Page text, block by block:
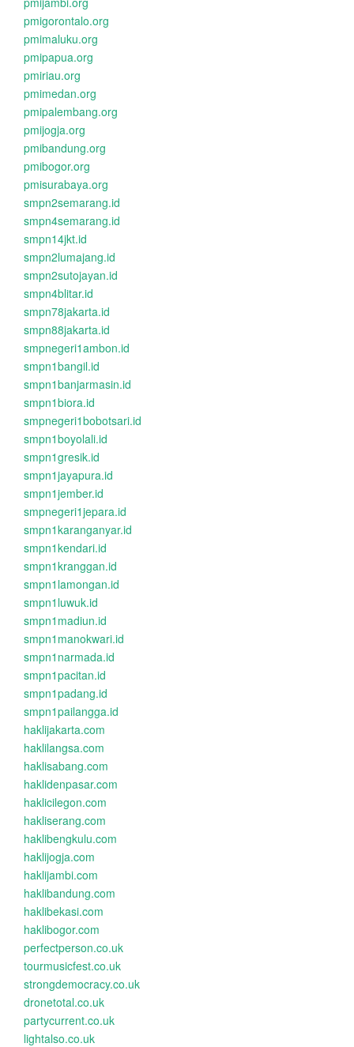
pmigorontalo.org
pmimaluku.org
pmipapua.org
pmiriau.org
pmimedan.org
pmipalembang.org
pmijogja.org
pmibandung.org
pmibogor.org
pmisurabaya.org
smpn2semarang.id
smpn4semarang.id
smpn14jkt.id
smpn2lumajang.id
smpn2sutojayan.id
smpn4blitar.id
smpn78jakarta.id
smpn88jakarta.id
smpnegeri1ambon.id
smpn1bangil.id
smpn1banjarmasin.id
smpn1biora.id
smpnegeri1bobotsari.id
smpn1boyolali.id
smpn1gresik.id
smpn1jayapura.id
smpn1jember.id
smpnegeri1jepara.id
smpn1karanganyar.id
smpn1kendari.id
smpn1kranggan.id
smpn1lamongan.id
smpn1luwuk.id
smpn1madiun.id
smpn1manokwari.id
smpn1narmada.id
smpn1pacitan.id
smpn1padang.id
smpn1pailangga.id
haklijakarta.com
haklilangsa.com
haklisabang.com
haklidenpasar.com
haklicilegon.com
hakliserang.com
haklibengkulu.com
haklijogja.com
haklijambi.com
haklibandung.com
haklibekasi.com
haklibogor.com
perfectperson.co.uk
tourmusicfest.co.uk
strongdemocracy.co.uk
dronetotal.co.uk
partycurrent.co.uk
lightalso.co.uk